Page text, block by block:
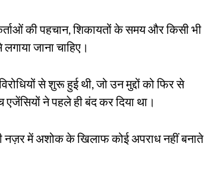
की पहचान, शिकायतों के समय और किसी भी
जाना चाहिए।
से शुरू हुई थी, जो उन मुद्दों को फिर से
ने पहले ही बंद कर दिया था।
नज़र में अशोक के खिलाफ कोई अपराध नहीं बनाते